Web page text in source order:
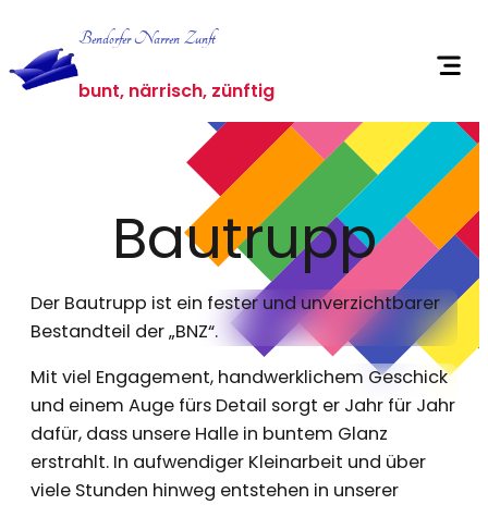
Inhalt
springen
Bendorfer Narren Zunft
bunt, närrisch, zünftig
Bautrupp
Der Bautrupp ist ein fester und unverzichtbarer
Bestandteil der „BNZ“.
Mit viel Engagement, handwerklichem Geschick
und einem Auge fürs Detail sorgt er Jahr für Jahr
dafür, dass unsere Halle in buntem Glanz
erstrahlt. In aufwendiger Kleinarbeit und über
viele Stunden hinweg entstehen in unserer